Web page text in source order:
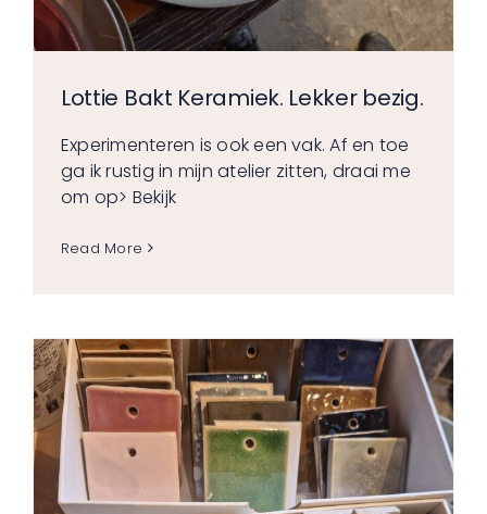
Lottie Bakt Keramiek. Lekker bezig.
Experimenteren is ook een vak. Af en toe
ga ik rustig in mijn atelier zitten, draai me
om op> Bekijk
Read More